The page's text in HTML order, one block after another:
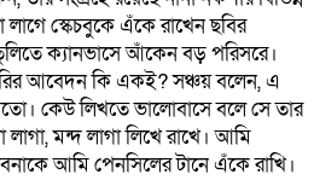
স্কেচবুকে এঁকে রাখেন ছবির
ক্যানভাসে আঁকেন বড় পরিসরে।
আবেদন কি একই? সঞ্চয় বলেন, এ
কেউ লিখতে ভালোবাসে বলে সে তার
লাগা, মন্দ লাগা লিখে রাখে। আমি
আমি পেনসিলের টানে এঁকে রাখি।